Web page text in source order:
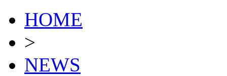
HOME
>
NEWS